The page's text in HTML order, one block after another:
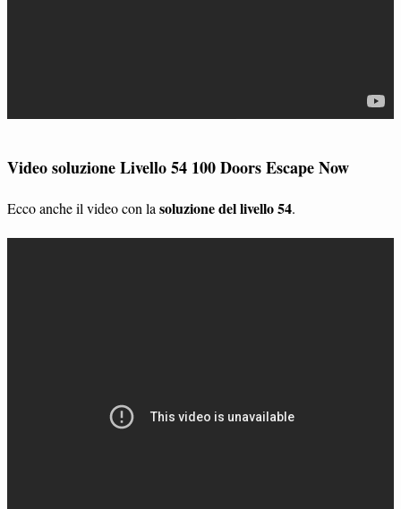
Video soluzione Livello 54 100 Doors Escape Now
Ecco anche il video con la soluzione del livello 54.